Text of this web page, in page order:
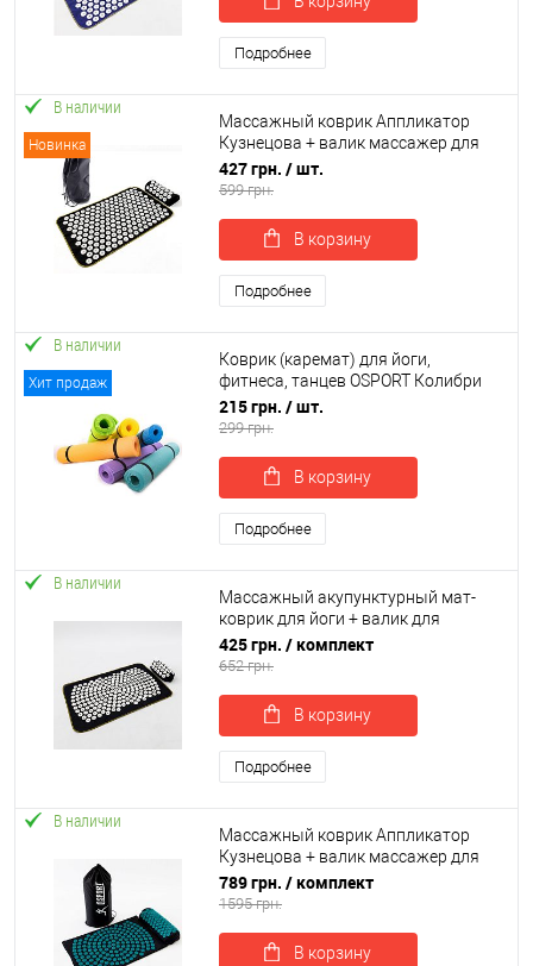
Подробнее
Новинка
В наличии
Массажный коврик Аппликатор
Кузнецова + валик массажер для
спины/шеи/ног/стоп/головы/тела
OSPORT (apl-038)
427 грн. / шт.
599 грн.
В корзину
Подробнее
Хит продаж
В наличии
Коврик (каремат) для йоги,
фитнеса, танцев OSPORT Колибри
(FI-0077)
215 грн. / шт.
299 грн.
В корзину
Подробнее
В наличии
Массажный акупунктурный мат-
коврик для йоги + валик для
массажа спины/шеи/ног/тела
OSPORT Yoga Relax (apl-012)
425 грн. / комплект
652 грн.
В корзину
Подробнее
В наличии
Массажный коврик Аппликатор
Кузнецова + валик массажер для
спины/шеи/головы OSPORT Lotus
Sun Mat Eco (apl-029)
789 грн. / комплект
1595 грн.
В корзину